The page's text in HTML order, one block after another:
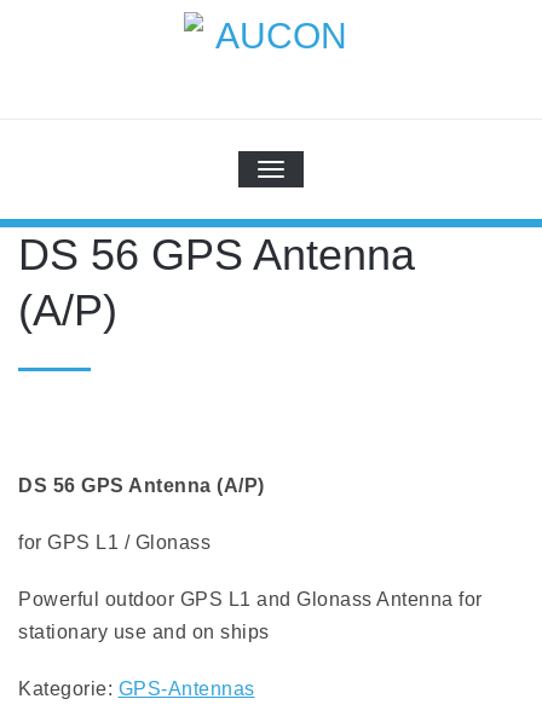
SCHALTE NAVIGATION
DS 56 GPS Antenna
(A/P)
DS 56 GPS Antenna (A/P)
for GPS L1 / Glonass
Powerful outdoor GPS L1 and Glonass Antenna for
stationary use and on ships
Kategorie: GPS-Antennas